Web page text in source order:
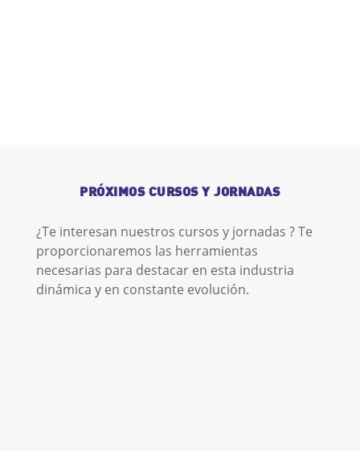
PRÓXIMOS CURSOS Y JORNADAS
¿Te interesan nuestros cursos y jornadas ? Te
proporcionaremos las herramientas
necesarias para destacar en esta industria
dinámica y en constante evolución.